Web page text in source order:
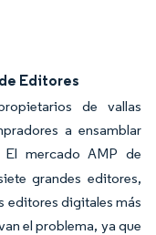
Editores
de vallas
a ensamblar
El mercado AMP de
grandes editores,
editores digitales más
el problema, ya que